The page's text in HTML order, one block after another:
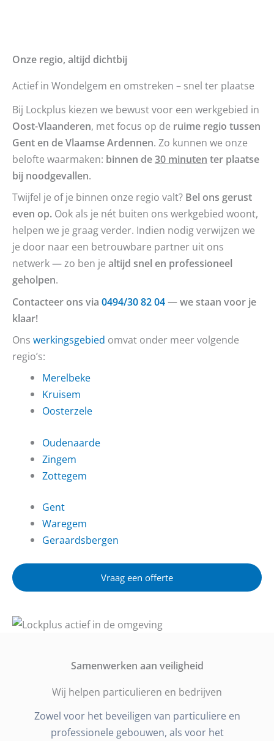
Onze regio, altijd dichtbij
Actief in Wondelgem en omstreken – snel ter plaatse
Bij Lockplus kiezen we bewust voor een werkgebied in
Oost-Vlaanderen, met focus op de ruime regio tussen
Gent en de Vlaamse Ardennen. Zo kunnen we onze
belofte waarmaken: binnen de30 minuten ter plaatse
bij noodgevallen.
Twijfel je of je binnen onze regio valt? Bel ons gerust
even op. Ook als je nét buiten ons werkgebied woont,
helpen we je graag verder. Indien nodig verwijzen we
je door naar een betrouwbare partner uit ons
netwerk — zo ben je altijd snel en professioneel
geholpen.
Contacteer ons via 0494/30 82 04— we staan voor je
klaar!
Ons werkingsgebied omvat onder meer volgende
regio’s:
Merelbeke
Kruisem
Oosterzele
Oudenaarde
Zingem
Zottegem
Gent
Waregem
Geraardsbergen
Vraag een offerte
Samenwerken aan veiligheid
Wij helpen particulieren en bedrijven
Zowel voor het beveiligen van particuliere en
professionele gebouwen, als voor het